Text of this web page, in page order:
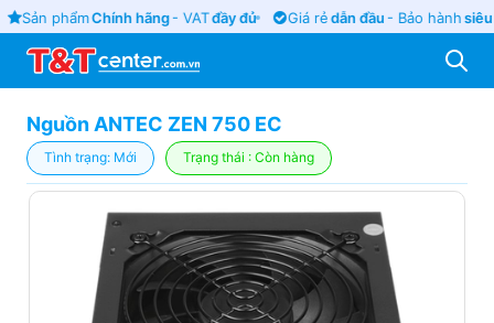
Sản phẩmChính hãng- VATđầy đủ Giá rẻdẫn đầu- Bảo hànhsiêu
Nguồn ANTEC ZEN 750 EC
Tình trạng: Mới Trạng thái : Còn hàng